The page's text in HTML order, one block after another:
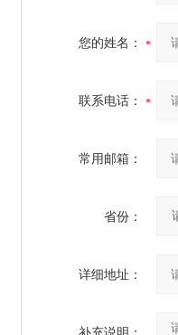
您的姓名：
联系电话：
常用邮箱：
省份：
详细地址：